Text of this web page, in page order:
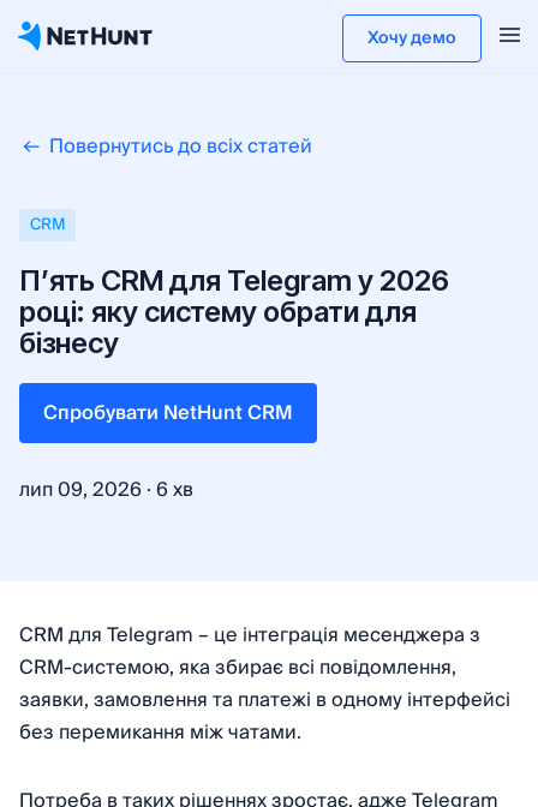
Хочу демо
Повернутись до всіх статей
CRM
П’ять CRM для Telegram у 2026
році: яку систему обрати для
бізнесу
Cпробувати NetHunt CRM
лип 09, 2026 ·6 хв
CRM для Telegram – це інтеграція месенджера з
CRM-системою, яка збирає всі повідомлення,
заявки, замовлення та платежі в одному інтерфейсі
без перемикання між чатами.